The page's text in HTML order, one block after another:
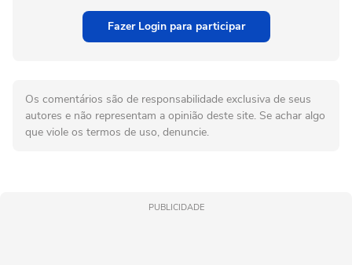
Fazer Login para participar
Os comentários são de responsabilidade exclusiva de seus
autores e não representam a opinião deste site. Se achar algo
que viole os termos de uso, denuncie.
PUBLICIDADE